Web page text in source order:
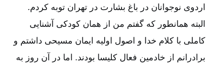
اردوی نوجوانان در باغ بشارت در تهران توبه کردم.
البته همانطور که گفتم من از همان کودکی آشنایی
کاملی با کلام خدا و اصول اولیه ایمان مسیحی داشتم و
برادرانم از خادمین فعال کلیسا بودند. اما در آن روز به